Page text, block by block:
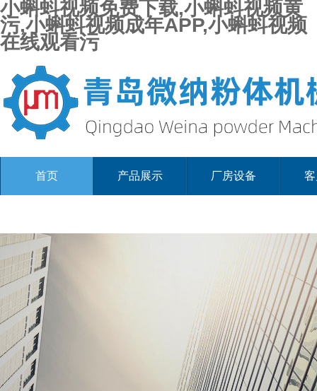
小蝌蚪视频免费下载,小蝌蚪视频黄
污,小蝌蚪视频成年APP,小蝌蚪视频
在线观看污
首页 产品展示 厂房设备